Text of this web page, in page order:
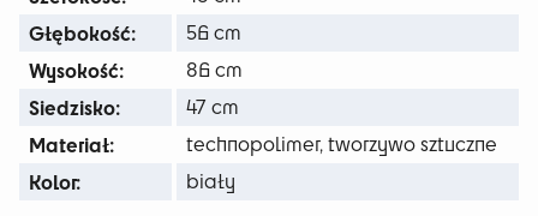
Głębokość: 56 cm
Wysokość: 86 cm
Siedzisko: 47 cm
Materiał: technopolimer, tworzywo sztuczne
Kolor: biały